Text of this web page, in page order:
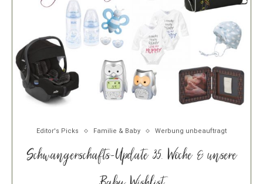
Editor's Picks Familie & Baby Werbung unbeauftragt
Schwangerschafts-Update 35. Woche & unsere